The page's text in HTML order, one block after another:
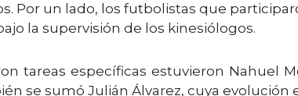
Por un lado, los futbolistas que
la supervisión de los kinesiólogos.
tareas específicas estuvieron Nahuel
se sumó Julián Álvarez, cuya evolución